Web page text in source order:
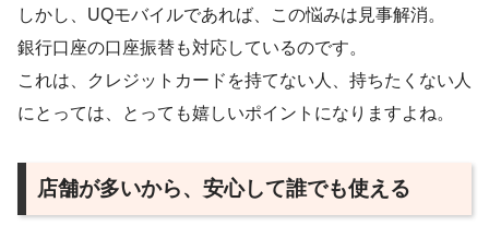
しかし、UQモバイルであれば、この悩みは見事解消。
銀行口座の口座振替も対応しているのです。
これは、クレジットカードを持てない人、持ちたくない人
にとっては、とっても嬉しいポイントになりますよね。
店舗が多いから、安心して誰でも使える